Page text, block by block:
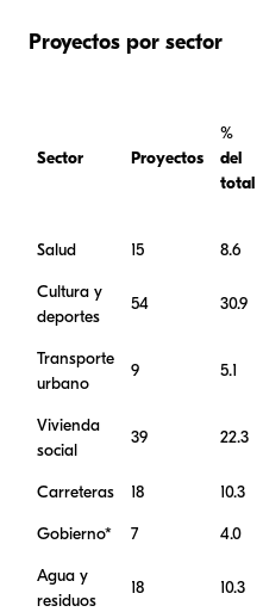
Proyectos por sector
Sector Proyectos
%
del
total
Salud 15 8.6
Cultura y
deportes
54 30.9
Transporte
urbano
9 5.1
Vivienda
social
39 22.3
Carreteras 18 10.3
Gobierno* 7 4.0
Agua y
residuos
18 10.3